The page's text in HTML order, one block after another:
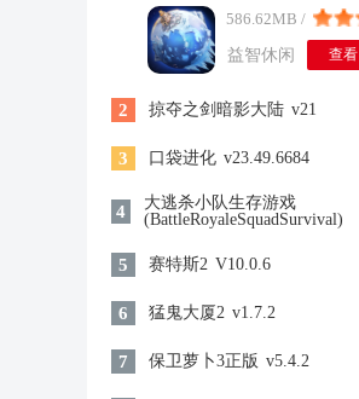
586.62MB /
益智休闲
查看
2 掠夺之剑暗影大陆 v21
3 口袋进化 v23.49.6684
4
大逃杀小队生存游戏
(BattleRoyaleSquadSurvival)
5 赛特斯2 V10.0.6
6 猛鬼大厦2 v1.7.2
7 保卫萝卜3正版 v5.4.2